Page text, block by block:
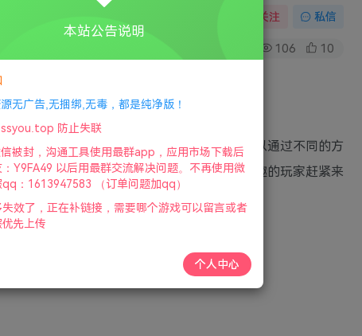
关注 私信
106 10
玩家们将穿越到自己十五岁年龄的时候，可以通过不同的方
选择，重新走一条不一样的成长之路，感兴趣的玩家赶紧来
本站公告说明
无广告,无捆绑,无毒，都是纯净版！
防止失联
被封，沟通工具使用最群app，应用市场下载后
Y9FA49 以后用最群交流解决问题。不再使用微
：1613947583 （订单问题加qq）
效了，正在补链接，需要哪个游戏可以留言或者
先上传
个人中心